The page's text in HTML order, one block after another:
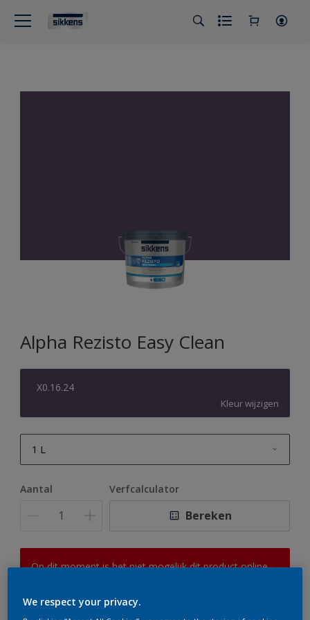
Alpha Rezisto Easy Clean
X0.16.24
Kleur wijzigen
1 L
10 L
Aantal Verfcalculator
Bereken
Op dit moment is het niet mogelijk dit product online
er hard aan om de voorraad aan te vullen.
We respect your privacy.